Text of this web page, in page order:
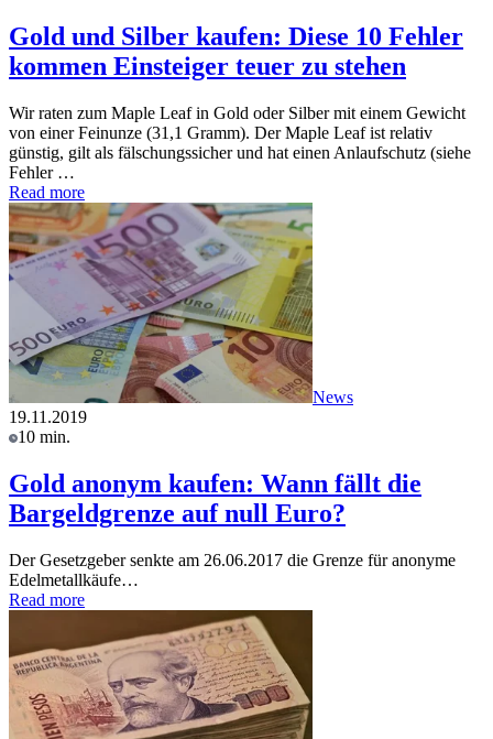
Gold und Silber kaufen: Diese 10 Fehler
kommen Einsteiger teuer zu stehen
Wir raten zum Maple Leaf in Gold oder Silber mit einem Gewicht
von einer Feinunze (31,1 Gramm). Der Maple Leaf ist relativ
günstig, gilt als fälschungssicher und hat einen Anlaufschutz (siehe
Fehler …
Read more
News
19.11.2019
10 min.
Gold anonym kaufen: Wann fällt die
Bargeldgrenze auf null Euro?
Der Gesetzgeber senkte am 26.06.2017 die Grenze für anonyme
Edelmetallkäufe…
Read more